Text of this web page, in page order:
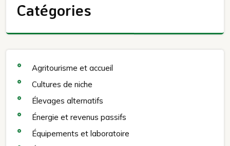
Catégories
Agritourisme et accueil
Cultures de niche
Élevages alternatifs
Énergie et revenus passifs
Équipements et laboratoire